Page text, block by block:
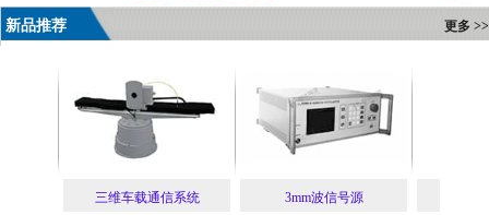
新品推荐 更多 >>
三维车载通信系统 3mm波信号源